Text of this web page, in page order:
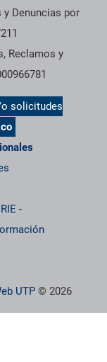
y Denuncias por
Reclamos y
solicitudes
-
UTP © 2026